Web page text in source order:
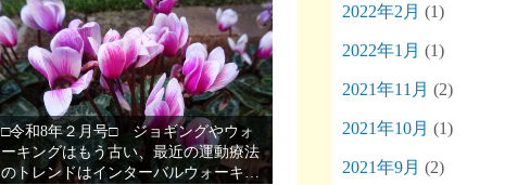
□令和8年２月号□ ジョギングやウォ
ーキングはもう古い、最近の運動療法
のトレンドはインターバルウォーキン
2022年2月 (1)
2022年1月 (1)
2021年11月 (2)
2021年10月 (1)
2021年9月 (2)